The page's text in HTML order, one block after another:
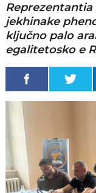
jekhinake
ključno palo
egalitetosko e